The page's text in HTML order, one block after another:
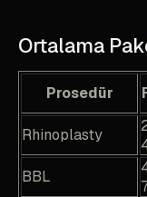
Ortalama
Prosedür
Rhinoplasty
BBL